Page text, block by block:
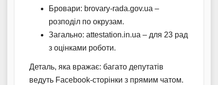
Бровари: brovary-rada.gov.ua –
розподіл по окрузам.
Загально: attestation.in.ua – для 23 рад
з оцінками роботи.
Деталь, яка вражає: багато депутатів
ведуть Facebook-сторінки з прямим чатом.